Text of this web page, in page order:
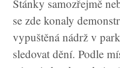
Stánky samozřejmě
se zde konaly
vypuštěná nádrž v
sledovat dění. Podle